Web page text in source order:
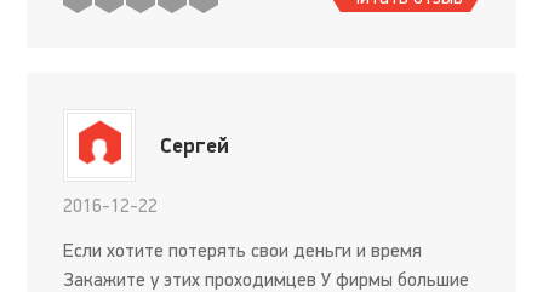
Сергей
2016-12-22
Если хотите потерять свои деньги и время
Закажите у этих проходимцев У фирмы большие